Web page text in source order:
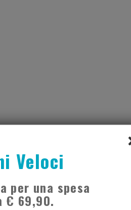
Veloci
per una spesa
€ 69,90.